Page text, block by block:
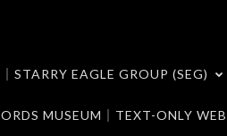
STARRY EAGLE GROUP (SEG)
MUSEUM｜TEXT-ONLY